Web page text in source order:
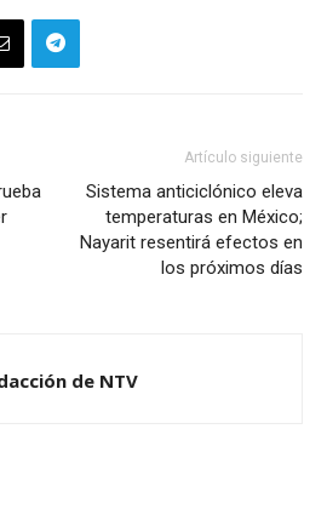
Artículo siguiente
Sistema anticiclónico eleva
temperaturas en México;
Nayarit resentirá efectos en
los próximos días
de NTV